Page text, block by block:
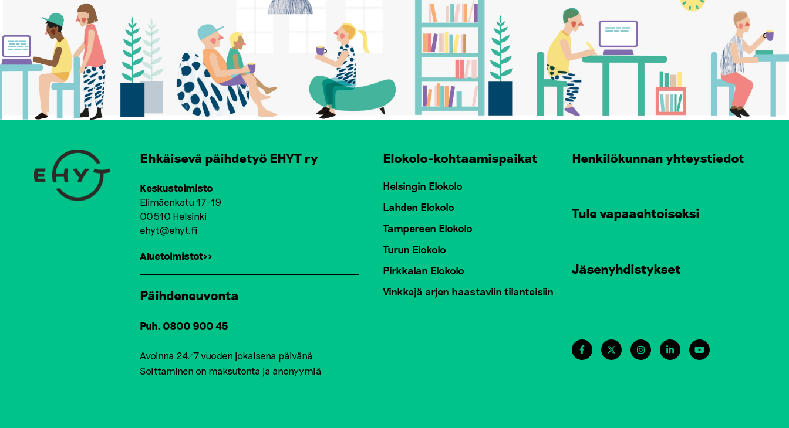
Ehkäisevä päihdetyö EHYT ry
Keskustoimisto
Elimäenkatu 17-19
00510 Helsinki
ehyt@ehyt.fi
Aluetoimistot>>
Päihdeneuvonta
Puh. 0800 900 45
Avoinna 24/7 vuoden jokaisena päivänä
Soittaminen on maksutonta ja anonyymiä
Elokolo-kohtaamispaikat
Helsingin Elokolo
Lahden Elokolo
Tampereen Elokolo
Turun Elokolo
Pirkkalan Elokolo
Vinkkejä arjen haastaviin tilanteisiin
Henkilökunnan yhteystiedot
Tule vapaaehtoiseksi
Jäsenyhdistykset